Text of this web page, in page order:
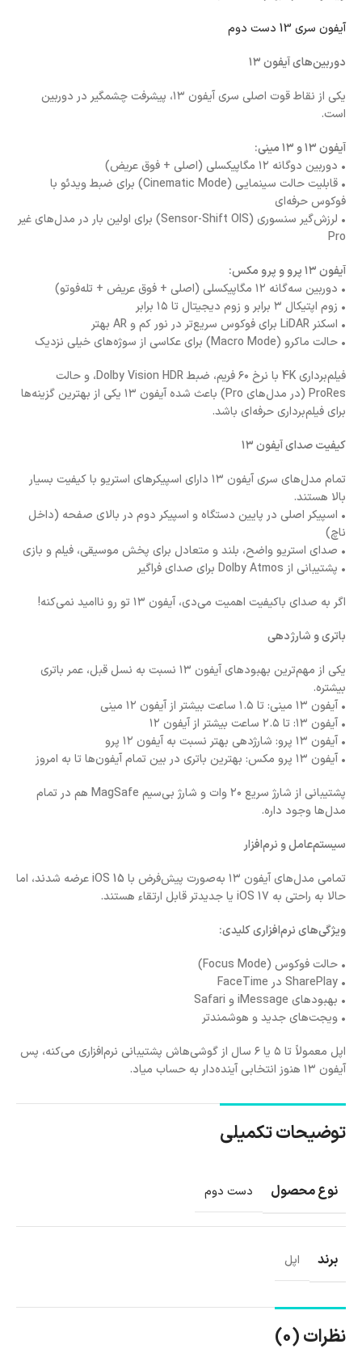
آیفون سری 13 دست دوم
دوربین‌های آیفون ۱۳
یکی از نقاط قوت اصلی سری آیفون ۱۳، پیشرفت چشمگیر در دوربین
است.
آیفون ۱۳ و ۱۳ مینی:
• دوربین دوگانه ۱۲ مگاپیکسلی (اصلی + فوق عریض)
• قابلیت حالت سینمایی (Cinematic Mode) برای ضبط ویدئو با
فوکوس حرفه‌ای
• لرزش‌گیر سنسوری (Sensor-Shift OIS) برای اولین بار در مدل‌های غیر
Pro
آیفون ۱۳ پرو و پرو مکس:
• دوربین سه‌گانه ۱۲ مگاپیکسلی (اصلی + فوق عریض + تله‌فوتو)
• زوم اپتیکال ۳ برابر و زوم دیجیتال تا ۱۵ برابر
• اسکنر LiDAR برای فوکوس سریع‌تر در نور کم و AR بهتر
• حالت ماکرو (Macro Mode) برای عکاسی از سوژه‌های خیلی نزدیک
فیلم‌برداری 4K با نرخ ۶۰ فریم، ضبط Dolby Vision HDR، و حالت
ProRes (در مدل‌های Pro) باعث شده آیفون ۱۳ یکی از بهترین گزینه‌ها
برای فیلم‌برداری حرفه‌ای باشد.
کیفیت صدای آیفون ۱۳
تمام مدل‌های سری آیفون ۱۳ دارای اسپیکرهای استریو با کیفیت بسیار
بالا هستند.
• اسپیکر اصلی در پایین دستگاه و اسپیکر دوم در بالای صفحه (داخل
ناچ)
• صدای استریو واضح، بلند و متعادل برای پخش موسیقی، فیلم و بازی
• پشتیبانی از Dolby Atmos برای صدای فراگیر
اگر به صدای باکیفیت اهمیت می‌دی، آیفون ۱۳ تو رو ناامید نمی‌کنه!
باتری و شارژدهی
یکی از مهم‌ترین بهبودهای آیفون ۱۳ نسبت به نسل قبل، عمر باتری
بیشتره.
• آیفون ۱۳ مینی: تا ۱.۵ ساعت بیشتر از آیفون ۱۲ مینی
• آیفون ۱۳: تا ۲.۵ ساعت بیشتر از آیفون ۱۲
• آیفون ۱۳ پرو: شارژدهی بهتر نسبت به آیفون ۱۲ پرو
• آیفون ۱۳ پرو مکس: بهترین باتری در بین تمام آیفون‌ها تا به امروز
پشتیبانی از شارژ سریع ۲۰ وات و شارژ بی‌سیم MagSafe هم در تمام
مدل‌ها وجود داره.
سیستم‌عامل و نرم‌افزار
تمامی مدل‌های آیفون ۱۳ به‌صورت پیش‌فرض با iOS 15 عرضه شدند، اما
حالا به راحتی به iOS 17 یا جدیدتر قابل ارتقاء هستند.
ویژگی‌های نرم‌افزاری کلیدی:
• حالت فوکوس (Focus Mode)
• SharePlay در FaceTime
• بهبودهای iMessage و Safari
• ویجت‌های جدید و هوشمندتر
اپل معمولاً تا ۵ یا ۶ سال از گوشی‌هاش پشتیبانی نرم‌افزاری می‌کنه، پس
آیفون ۱۳ هنوز انتخابی آینده‌دار به حساب میاد.
توضیحات تکمیلی
نوع محصول دست دوم
برند اپل
نظرات (0)